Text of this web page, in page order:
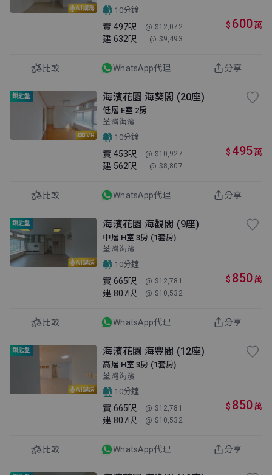
AI講房
10分鐘
實 497呎 @ $12,072
建 632呎 @ $9,493
$ 600萬
比較 WhatsApp代理 分享
VR
鎖匙盤 海濱花園 海葵閣 (20座)
低層 E室 2房
荃灣海濱
10分鐘
實 453呎 @ $10,927
建 562呎 @ $8,807
$ 495萬
比較 WhatsApp代理 分享
AI講房
鎖匙盤 海濱花園 海觀閣 (9座)
中層 H室 3房 (1套房)
荃灣海濱
10分鐘
實 665呎 @ $12,781
建 807呎 @ $10,532
$ 850萬
比較 WhatsApp代理 分享
AI講房
鎖匙盤 海濱花園 海豐閣 (12座)
高層 H室 3房 (1套房)
荃灣海濱
10分鐘
實 665呎 @ $12,781
建 807呎 @ $10,532
$ 850萬
比較 WhatsApp代理 分享